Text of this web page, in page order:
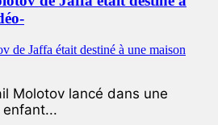
Molotov lancé dans une